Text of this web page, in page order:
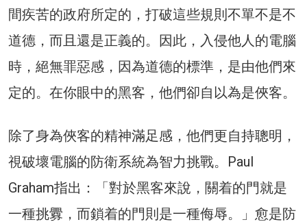
間疾苦的政府所定的，打破這些規則不單不是不
道德，而且還是正義的。因此，入侵他人的電腦
時，絕無罪惡感，因為道德的標準，是由他們來
定的。在你眼中的黑客，他們卻自以為是俠客。
除了身為俠客的精神滿足感，他們更自持聰明，
視破壞電腦的防衛系統為智力挑戰。Paul
Graham指出：「對於黑客來說，關着的門就是
一種挑釁，而鎖着的門則是一種侮辱。」愈是防